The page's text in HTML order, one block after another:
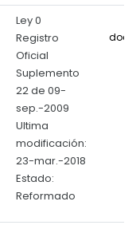
Ley 0
Registro
Oficial
Suplemento
22 de 09-
sep.-2009
Ultima
modificación:
23-mar.-2018
Estado:
Reformado